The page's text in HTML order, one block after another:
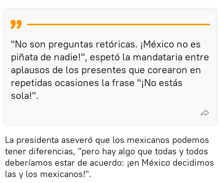
"No son preguntas retóricas. ¡México no es
piñata de nadie!", espetó la mandataria entre
aplausos de los presentes que corearon en
repetidas ocasiones la frase "¡No estás
sola!".
La presidenta aseveró que los mexicanos podemos
tener diferencias, "pero hay algo que todas y todos
deberíamos estar de acuerdo: ¡en México decidimos
las y los mexicanos!".